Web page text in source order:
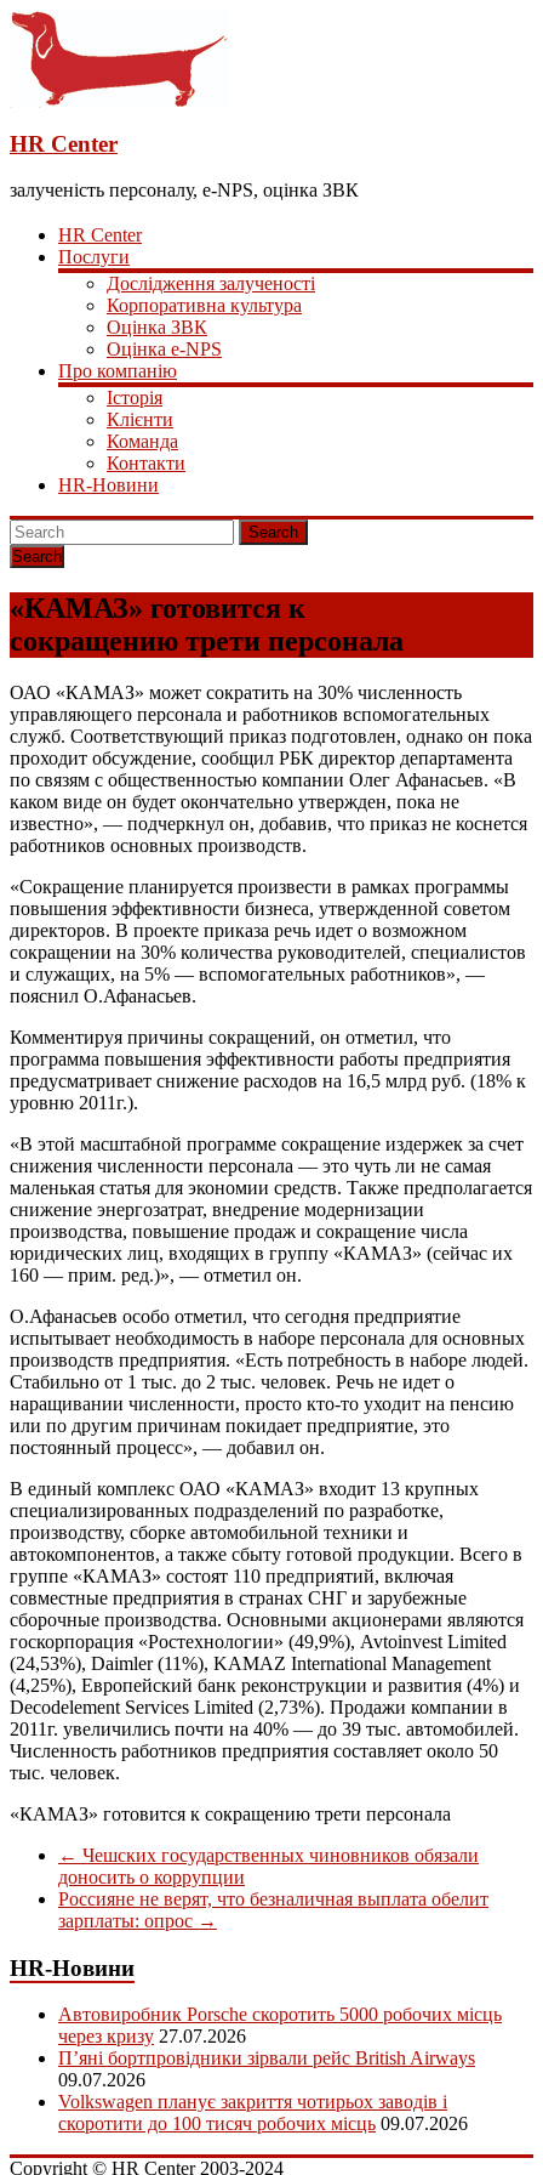
HR Center
залученість персоналу, e-NPS, оцінка ЗВК
HR Center
Послуги
Дослідження залученості
Корпоративна культура
Оцінка ЗВК
Оцінка e-NPS
Про компанію
Історія
Клієнти
Команда
Контакти
HR-Новини
Search
«КАМАЗ» готовится к
сокращению трети персонала
ОАО «КАМАЗ» может сократить на 30% численность
управляющего персонала и работников вспомогательных
служб. Соответствующий приказ подготовлен, однако он пока
проходит обсуждение, сообщил РБК директор департамента
по связям с общественностью компании Олег Афанасьев. «В
каком виде он будет окончательно утвержден, пока не
известно», — подчеркнул он, добавив, что приказ не коснется
работников основных производств.
«Сокращение планируется произвести в рамках программы
повышения эффективности бизнеса, утвержденной советом
директоров. В проекте приказа речь идет о возможном
сокращении на 30% количества руководителей, специалистов
и служащих, на 5% — вспомогательных работников», —
пояснил О.Афанасьев.
Комментируя причины сокращений, он отметил, что
программа повышения эффективности работы предприятия
предусматривает снижение расходов на 16,5 млрд руб. (18% к
уровню 2011г.).
«В этой масштабной программе сокращение издержек за счет
снижения численности персонала — это чуть ли не самая
маленькая статья для экономии средств. Также предполагается
снижение энергозатрат, внедрение модернизации
производства, повышение продаж и сокращение числа
юридических лиц, входящих в группу «КАМАЗ» (сейчас их
160 — прим. ред.)», — отметил он.
О.Афанасьев особо отметил, что сегодня предприятие
испытывает необходимость в наборе персонала для основных
производств предприятия. «Есть потребность в наборе людей.
Стабильно от 1 тыс. до 2 тыс. человек. Речь не идет о
наращивании численности, просто кто-то уходит на пенсию
или по другим причинам покидает предприятие, это
постоянный процесс», — добавил он.
В единый комплекс ОАО «КАМАЗ» входит 13 крупных
специализированных подразделений по разработке,
производству, сборке автомобильной техники и
автокомпонентов, а также сбыту готовой продукции. Всего в
группе «КАМАЗ» состоят 110 предприятий, включая
совместные предприятия в странах СНГ и зарубежные
сборочные производства. Основными акционерами являются
госкорпорация «Ростехнологии» (49,9%), Avtoinvest Limited
(24,53%), Daimler (11%), KAMAZ International Management
(4,25%), Европейский банк реконструкции и развития (4%) и
Decodelement Services Limited (2,73%). Продажи компании в
2011г. увеличились почти на 40% — до 39 тыс. автомобилей.
Численность работников предприятия составляет около 50
тыс. человек.
«КАМАЗ» готовится к сокращению трети персонала
← Чешских государственных чиновников обязали
доносить о коррупции
Россияне не верят, что безналичная выплата обелит
зарплаты: опрос →
HR-Новини
Автовиробник Porsche скоротить 5000 робочих місць
через кризу 27.07.2026
П’яні бортпровідники зірвали рейс British Airways
09.07.2026
Volkswagen планує закриття чотирьох заводів і
скоротити до 100 тисяч робочих місць 09.07.2026
Copyright © HR Center 2003-2024